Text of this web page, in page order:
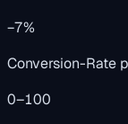
−7%
Conversion-Rate
0–100